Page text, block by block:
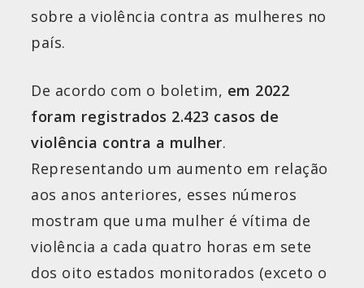
sobre a violência contra as mulheres no
país.
De acordo com o boletim, em 2022
foram registrados 2.423 casos de
violência contra a mulher.
Representando um aumento em relação
aos anos anteriores, esses números
mostram que uma mulher é vítima de
violência a cada quatro horas em sete
dos oito estados monitorados (exceto o